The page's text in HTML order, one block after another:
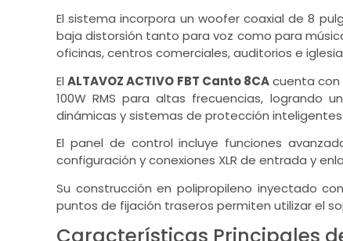
El sistema incorpora un woofer coaxial de 8
baja distorsión tanto para voz como para
oficinas, centros comerciales, auditorios e
ElALTAVOZ ACTIVO FBT Canto 8CAcuenta con
100W RMS para altas frecuencias, logrando
dinámicas y sistemas de protección
El panel de control incluye funciones
configuración y conexiones XLR de entrada y
Su construcción en polipropileno inyectado
puntos de fijación traseros permiten utilizar el